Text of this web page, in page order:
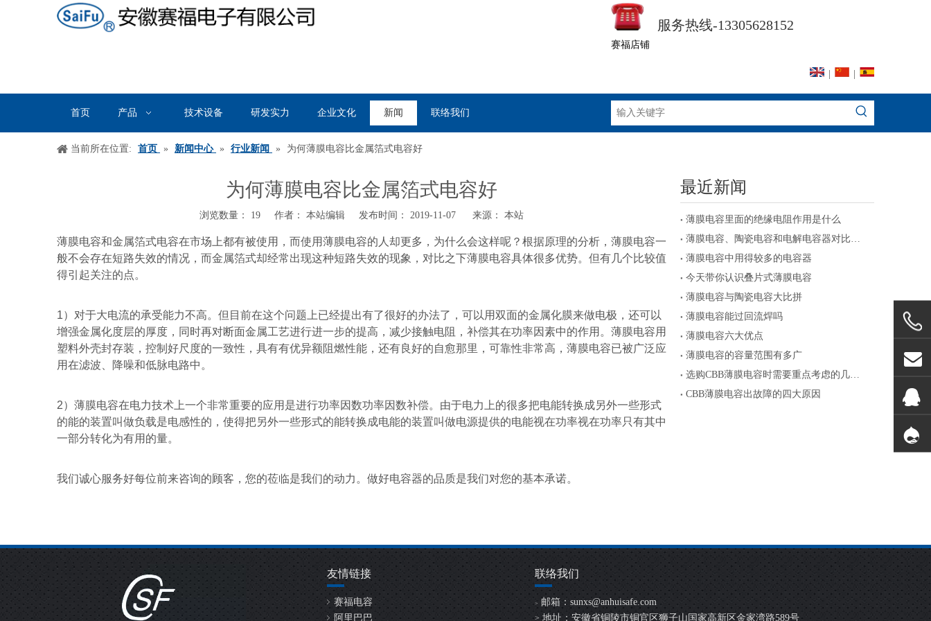
服务热线-13305628152
赛福店铺
首页 产品 技术设备 研发实力 企业文化 新闻 联络我们
当前所在位置: 首页 » 新闻中心 » 行业新闻 » 为何薄膜电容比金属箔式电容好
为何薄膜电容比金属箔式电容好
浏览数量： 19 作者： 本站编辑 发布时间： 2019-11-07 来源： 本站
["wechat","weibo","qzone","douban","email"]
薄膜电容和金属箔式电容在市场上都有被使用，而使用薄膜电容的人却更多，为什么会这样呢？根据原理的分析，薄膜电容一
般不会存在短路失效的情况，而金属箔式却经常出现这种短路失效的现象，对比之下薄膜电容具体很多优势。但有几个比较值
得引起关注的点。
1）对于大电流的承受能力不高。但目前在这个问题上已经提出有了很好的办法了，可以用双面的金属化膜来做电极，还可以
增强金属化度层的厚度，同时再对断面金属工艺进行进一步的提高，减少接触电阻，补偿其在功率因素中的作用。薄膜电容用
塑料外壳封存装，控制好尺度的一致性，具有有优异额阻燃性能，还有良好的自愈那里，可靠性非常高，薄膜电容已被广泛应
用在滤波、降噪和低脉电路中。
2）薄膜电容在电力技术上一个非常重要的应用是进行功率因数功率因数补偿。由于电力上的很多把电能转换成另外一些形式
的能的装置叫做负载是电感性的，使得把另外一些形式的能转换成电能的装置叫做电源提供的电能视在功率视在功率只有其中
一部分转化为有用的量。
我们诚心服务好每位前来咨询的顾客，您的莅临是我们的动力。做好电容器的品质是我们对您的基本承诺。
最近新闻
薄膜电容里面的绝缘电阻作用是什么
薄膜电容、陶瓷电容和电解电容器对比及注意事项
薄膜电容中用得较多的电容器
今天带你认识叠片式薄膜电容
薄膜电容与陶瓷电容大比拼
薄膜电容能过回流焊吗
薄膜电容六大优点
薄膜电容的容量范围有多广
选购CBB薄膜电容时需要重点考虑的几个参数
CBB薄膜电容出故障的四大原因
友情链接
赛福电容
阿里巴巴
联络我们
> 邮箱： sunxs@anhuisafe.com
> 地址：安徽省铜陵市铜官区狮子山国家高新区金家湾路589号